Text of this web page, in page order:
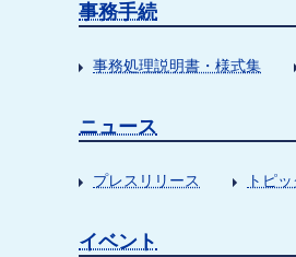
事務手続
事務処理説明書・様式集
ニュース
プレスリリース トピ
イベント